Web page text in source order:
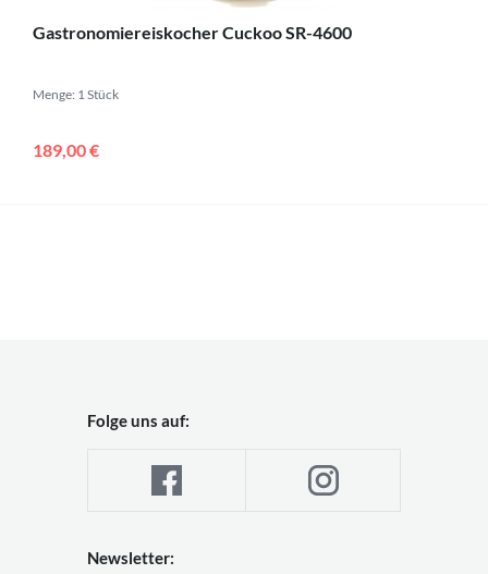
Gastronomiereiskocher Cuckoo SR-4600
Menge: 1 Stück
189,00 €
Folge uns auf:
Newsletter: